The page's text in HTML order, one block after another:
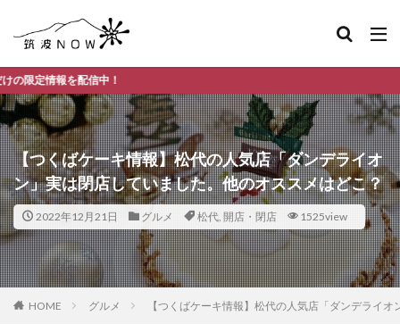
【つくばケーキ情報】松代の人気店「ダンデライオ
ン」実は閉店していました。他のオススメはどこ？
2022年12月21日 グルメ 松代, 開店・閉店 1525view
HOME グルメ 【つくばケーキ情報】松代の人気店「ダンデライ